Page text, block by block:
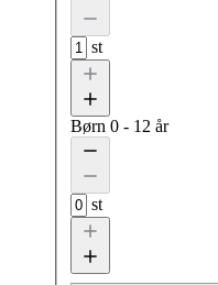
st
Børn 0 - 12 år
st